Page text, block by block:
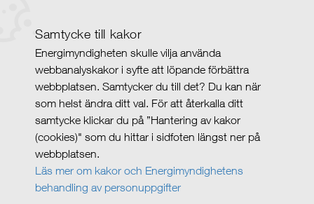
Samtycke till kakor
Energimyndigheten skulle vilja använda
webbanalyskakor i syfte att löpande förbättra
webbplatsen. Samtycker du till det? Du kan när
som helst ändra ditt val. För att återkalla ditt
samtycke klickar du på ”Hantering av kakor
(cookies)" som du hittar i sidfoten längst ner på
webbplatsen.
Läs mer om kakor och Energimyndighetens
behandling av personuppgifter